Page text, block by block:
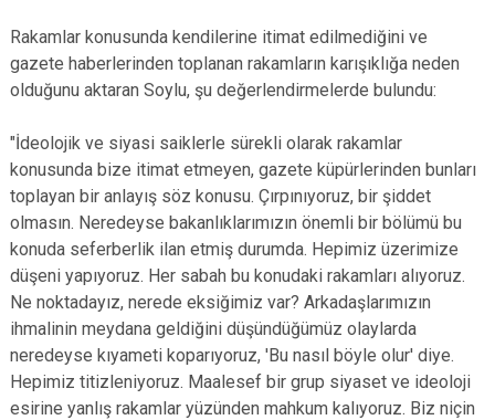
Rakamlar konusunda kendilerine itimat edilmediğini ve
gazete haberlerinden toplanan rakamların karışıklığa neden
olduğunu aktaran Soylu, şu değerlendirmelerde bulundu:
"İdeolojik ve siyasi saiklerle sürekli olarak rakamlar
konusunda bize itimat etmeyen, gazete küpürlerinden bunları
toplayan bir anlayış söz konusu. Çırpınıyoruz, bir şiddet
olmasın. Neredeyse bakanlıklarımızın önemli bir bölümü bu
konuda seferberlik ilan etmiş durumda. Hepimiz üzerimize
düşeni yapıyoruz. Her sabah bu konudaki rakamları alıyoruz.
Ne noktadayız, nerede eksiğimiz var? Arkadaşlarımızın
ihmalinin meydana geldiğini düşündüğümüz olaylarda
neredeyse kıyameti koparıyoruz, 'Bu nasıl böyle olur' diye.
Hepimiz titizleniyoruz. Maalesef bir grup siyaset ve ideoloji
esirine yanlış rakamlar yüzünden mahkum kalıyoruz. Biz niçin